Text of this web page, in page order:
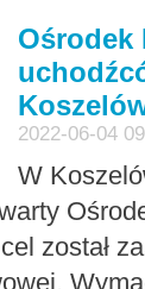
Ośrodek
2022-06-04
W
został